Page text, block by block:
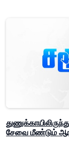
சேவை மீண்டும்